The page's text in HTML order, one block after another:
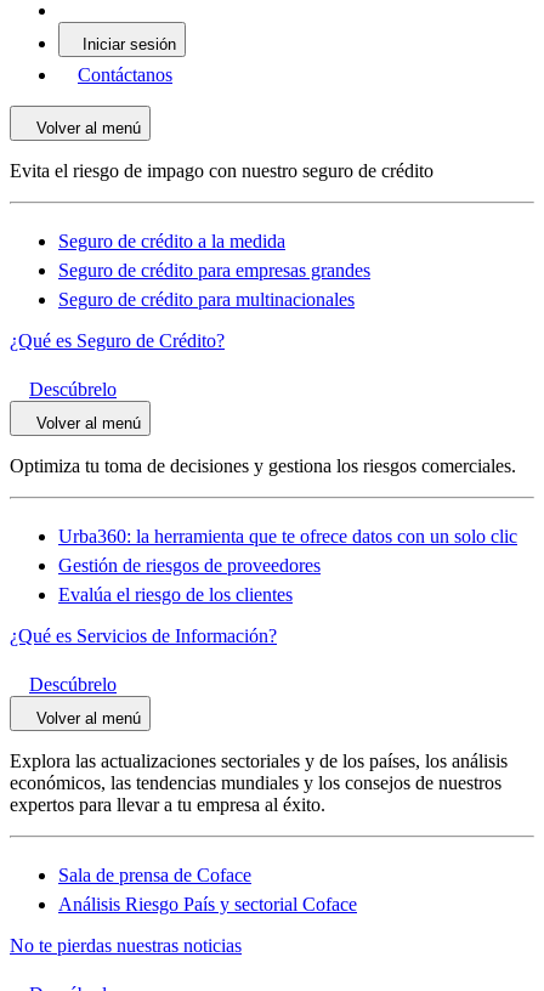
Iniciar sesión
Contáctanos
Volver al menú
Evita el riesgo de impago con nuestro seguro de crédito
Seguro de crédito a la medida
Seguro de crédito para empresas grandes
Seguro de crédito para multinacionales
¿Qué es Seguro de Crédito?
Descúbrelo
Volver al menú
Optimiza tu toma de decisiones y gestiona los riesgos comerciales.
Urba360: la herramienta que te ofrece datos con un solo clic
Gestión de riesgos de proveedores
Evalúa el riesgo de los clientes
¿Qué es Servicios de Información?
Descúbrelo
Volver al menú
Explora las actualizaciones sectoriales y de los países, los análisis
económicos, las tendencias mundiales y los consejos de nuestros
expertos para llevar a tu empresa al éxito.
Sala de prensa de Coface
Análisis Riesgo País y sectorial Coface
No te pierdas nuestras noticias